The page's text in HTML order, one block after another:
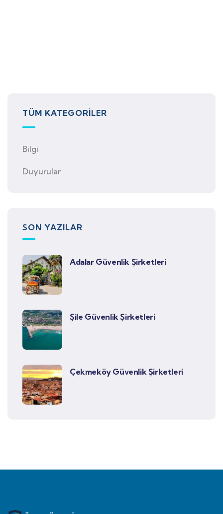
TÜM KATEGORILER
Bilgi
Duyurular
SON YAZILAR
Adalar Güvenlik Şirketleri
Şile Güvenlik Şirketleri
Çekmeköy Güvenlik Şirketleri